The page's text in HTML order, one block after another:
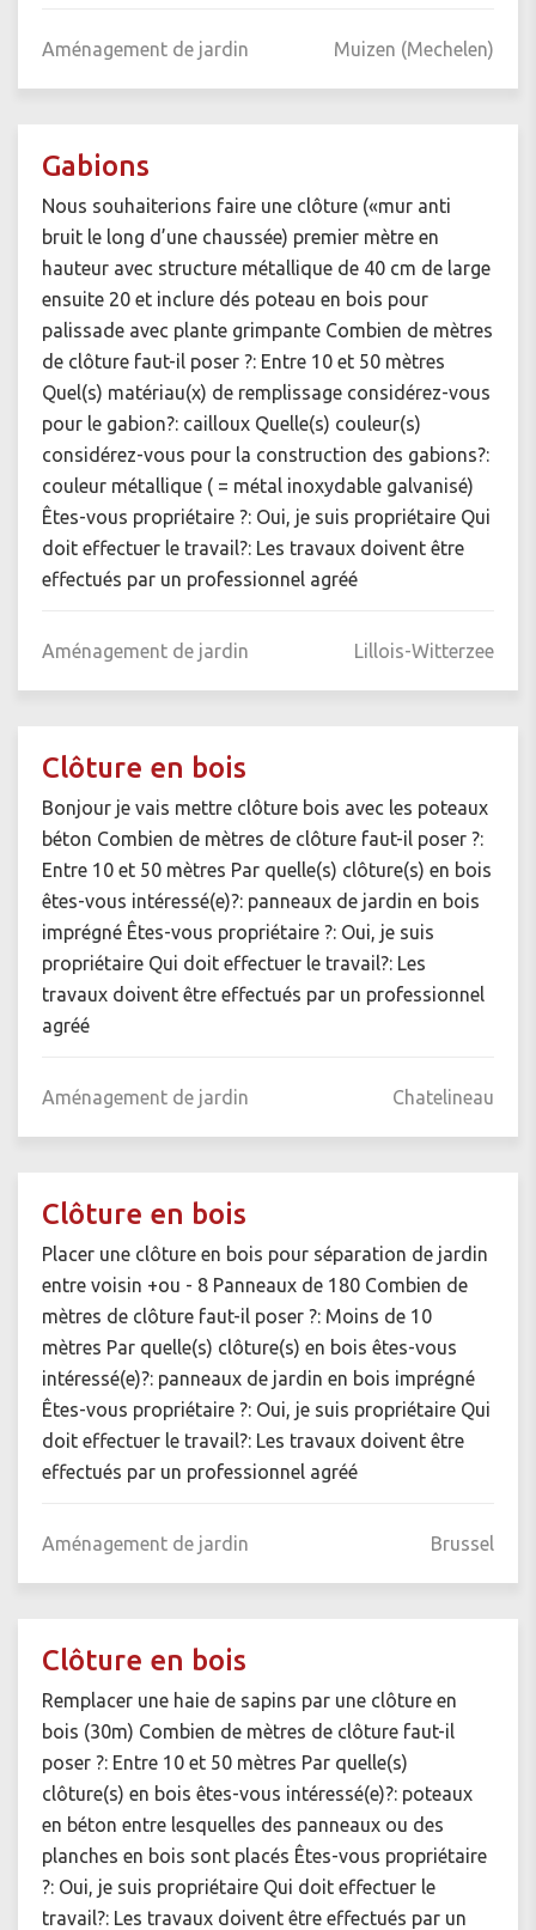
Aménagement de jardin Muizen (Mechelen)
Gabions
Nous souhaiterions faire une clôture («mur anti
bruit le long d’une chaussée) premier mètre en
hauteur avec structure métallique de 40 cm de large
ensuite 20 et inclure dés poteau en bois pour
palissade avec plante grimpante Combien de mètres
de clôture faut-il poser ?: Entre 10 et 50 mètres
Quel(s) matériau(x) de remplissage considérez-vous
pour le gabion?: cailloux Quelle(s) couleur(s)
considérez-vous pour la construction des gabions?:
couleur métallique ( = métal inoxydable galvanisé)
Êtes-vous propriétaire ?: Oui, je suis propriétaire Qui
doit effectuer le travail?: Les travaux doivent être
effectués par un professionnel agréé
Aménagement de jardin Lillois-Witterzee
Clôture en bois
Bonjour je vais mettre clôture bois avec les poteaux
béton Combien de mètres de clôture faut-il poser ?:
Entre 10 et 50 mètres Par quelle(s) clôture(s) en bois
êtes-vous intéressé(e)?: panneaux de jardin en bois
imprégné Êtes-vous propriétaire ?: Oui, je suis
propriétaire Qui doit effectuer le travail?: Les
travaux doivent être effectués par un professionnel
agréé
Aménagement de jardin Chatelineau
Clôture en bois
Placer une clôture en bois pour séparation de jardin
entre voisin +ou - 8 Panneaux de 180 Combien de
mètres de clôture faut-il poser ?: Moins de 10
mètres Par quelle(s) clôture(s) en bois êtes-vous
intéressé(e)?: panneaux de jardin en bois imprégné
Êtes-vous propriétaire ?: Oui, je suis propriétaire Qui
doit effectuer le travail?: Les travaux doivent être
effectués par un professionnel agréé
Aménagement de jardin Brussel
Clôture en bois
Remplacer une haie de sapins par une clôture en
bois (30m) Combien de mètres de clôture faut-il
poser ?: Entre 10 et 50 mètres Par quelle(s)
clôture(s) en bois êtes-vous intéressé(e)?: poteaux
en béton entre lesquelles des panneaux ou des
planches en bois sont placés Êtes-vous propriétaire
?: Oui, je suis propriétaire Qui doit effectuer le
travail?: Les travaux doivent être effectués par un